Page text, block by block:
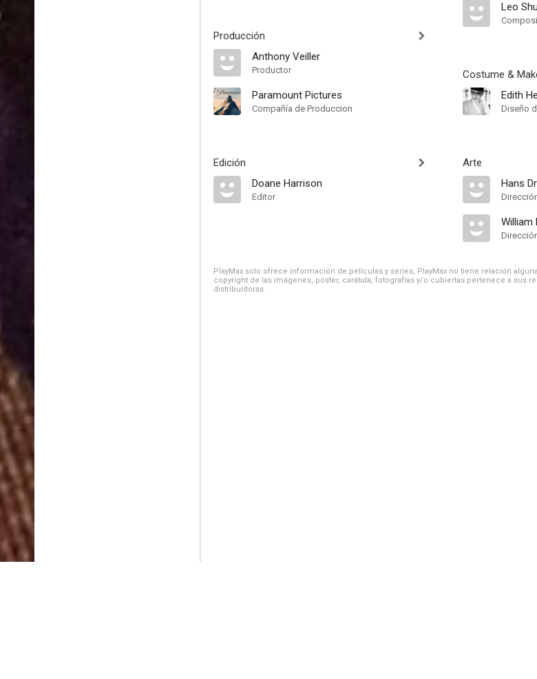
Producción
Anthony Veiller
Productor
Paramount Pictures
Compañía de Produccion
Edición
Doane Harrison
Editor
Leo
Costume &
Edith
Diseño
Arte
Hans
William
PlayMax solo ofrece información de películas y series, PlayMax no tiene relación
copyright de las imágenes, póster, carátula, fotografías y/o cubiertas pertenece a sus
distribuidoras.